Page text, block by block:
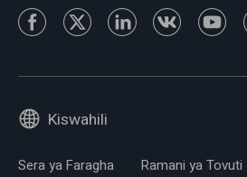
Kiswahili
Sera ya Faragha Ramani ya Tovuti